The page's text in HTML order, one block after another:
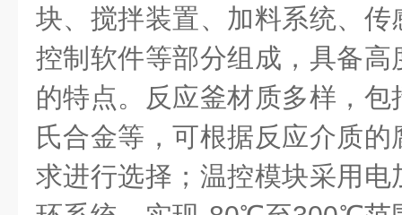
块、搅拌装置、加料系统、
控制软件等部分组成，具备
的特点。反应釜材质多样，
氏合金等，可根据反应介质
求进行选择；温控模块采用